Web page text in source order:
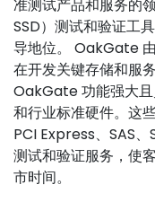
准测试产品和服务的
SSD）测试和验证工
导地位。 OakGate
在开发关键存储和服
OakGate 功能强大
和行业标准硬件。这
PCI Express、SAS
测试和验证服务，使
市时间。